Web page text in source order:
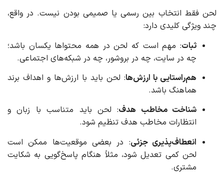
لحن فقط انتخاب بین رسمی یا صمیمی بودن نیست. در واقع،
چند ویژگی کلیدی دارد:
ثبات: مهم است که لحن در همه محتواها یکسان باشد؛
چه در سایت، چه در بروشور، چه در شبکه‌های اجتماعی.
هم‌راستایی با ارزش‌ها: لحن باید با ارزش‌ها و اهداف برند
هماهنگ باشد.
شناخت مخاطب هدف: لحن باید متناسب با زبان و
انتظارات مخاطب هدف تنظیم شود.
انعطاف‌پذیری جزئی: در بعضی موقعیت‌ها ممکن است
لحن کمی تعدیل شود، مثلاً هنگام پاسخ‌گویی به شکایت
مشتری.